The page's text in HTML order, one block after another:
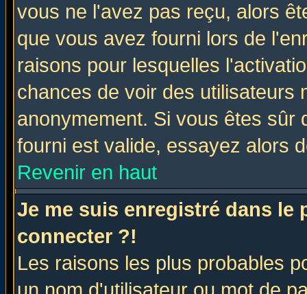
vous ne l'avez pas reçu, alors
que vous avez fourni lors de
raisons pour lesquelles
chances de voir des utilisateurs
anonymement. Si vous êtes sûr
fourni est valide, essayez alors
Revenir en haut
Je me suis enregistré dans le
connecter ?!
Les raisons les plus probables